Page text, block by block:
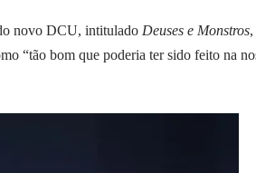
novo DCU, intitulado Deuses e Monstros
“tão bom que poderia ter sido feito na